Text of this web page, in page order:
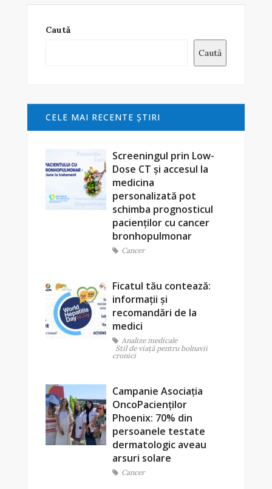
Caută
Caută
CELE MAI RECENTE ŞTIRI
Screeningul prin Low-
Dose CT și accesul la
medicina
personalizată pot
schimba prognosticul
pacienților cu cancer
bronhopulmonar
Cancer
Ficatul tău contează:
informații și
recomandări de la
medici
Analize medicale
Stil de viaţă pentru bolnavii
cronici
Campanie Asociația
OncoPacienților
Phoenix: 70% din
persoanele testate
dermatologic aveau
arsuri solare
Cancer